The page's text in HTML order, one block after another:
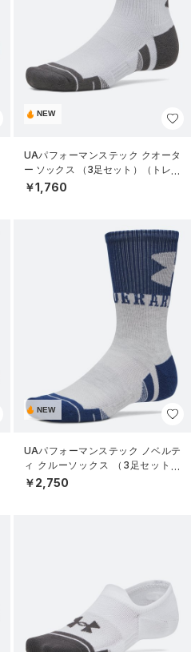
NEW
UAパフォーマンステック クオータ
ー ソックス （3足セット）（トレー
ニング/UNISEX）
￥1,760
NEW
UAパフォーマンステック ノベルテ
ィ クルーソックス （3足セット）
（トレーニング/UNISEX）
￥2,750